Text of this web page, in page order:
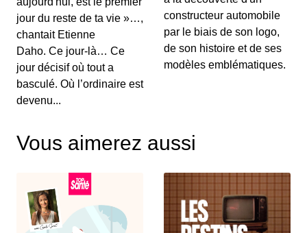
saga Ultima
00:20:37 - IL Y A 7 ANS
C'est qu'on commencerait presque à se sentir à la
maison ! Pour ce sixième Rétro Dash (pfiouuu
qu...
🔒 Retro Dash #5 : La série Resident Evil
🔒 Retro Dash #4 : consoles mini
♪ Le temps passe passe passe et beaucoup de
choses ont changé, les consoles de votre enfance
sont...
jour du reste de ta vie »…,
chantait Etienne
Daho. Ce jour-là… Ce
jour décisif où tout a
basculé. Où l’ordinaire est
devenu...
constructeur automobile
par le biais de son logo,
de son histoire et de ses
modèles emblématiques.
Vous aimerez aussi